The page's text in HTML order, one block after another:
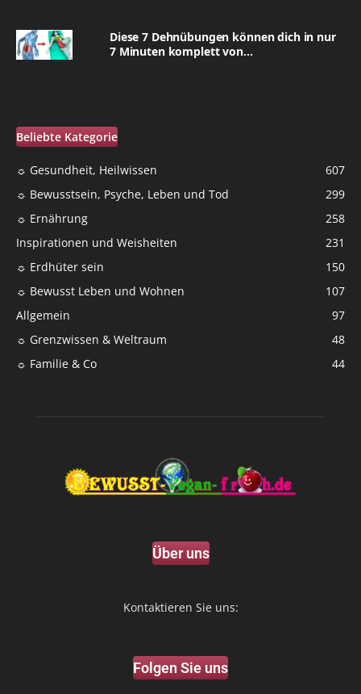
Diese 7 Dehnübungen können dich in nur
7 Minuten komplett von...
Beliebte Kategorie
☼ Gesundheit, Heilwissen
607
☼ Bewusstsein, Psyche, Leben und Tod
299
☼ Ernährung
258
Inspirationen und Weisheiten
231
☼ Erdhüter sein
150
☼ Bewusst Leben und Wohnen
107
Allgemein
97
☼ Grenzwissen & Weltraum
48
☼ Familie & Co
44
Über uns
Kontaktieren Sie uns:
Folgen Sie uns